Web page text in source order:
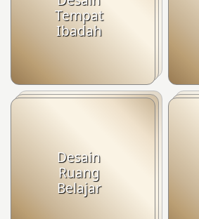
Tempat
Ibadah
Desain
Ruang
Belajar